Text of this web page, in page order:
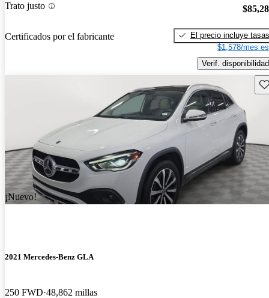
Trato justo
Certificados por el fabricante
El precio incluye tasas
$1,578/mes
Verif. disponibilidad
¡Nuevo!
2021 Mercedes-Benz GLA
250 FWD 48,862 millas